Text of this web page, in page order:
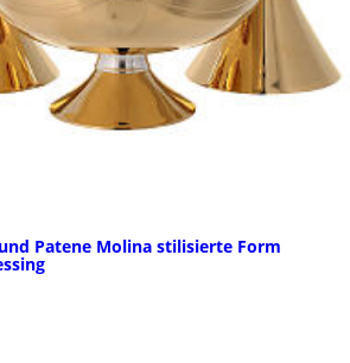
Patene Molina stilisierte Form